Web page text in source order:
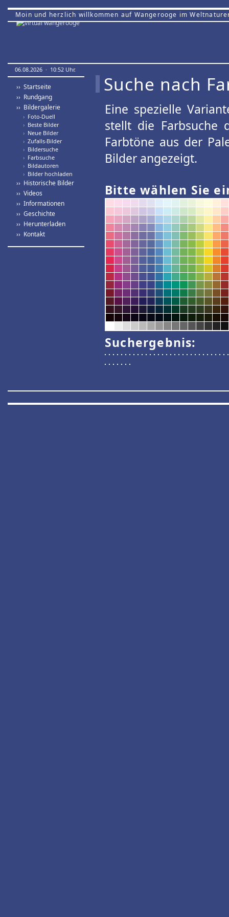
Moin und herzlich willkommen auf Wangerooge im
06.08.2026 · 10:52 Uhr.
›› Startseite
›› Rundgang
›› Bildergalerie
› Foto-Duell
› Beste Bilder
› Neue Bilder
› Zufalls-Bilder
› Bildersuche
› Farbsuche
› Bildautoren
› Bilder hochladen
›› Historische Bilder
›› Videos
›› Informationen
›› Geschichte
›› Herunterladen
›› Kontakt
Suche nach
Eine spezielle
stellt die Farbsuche
Farbtöne aus der
Bilder angezeigt.
Bitte wählen Sie
Suchergebnis: